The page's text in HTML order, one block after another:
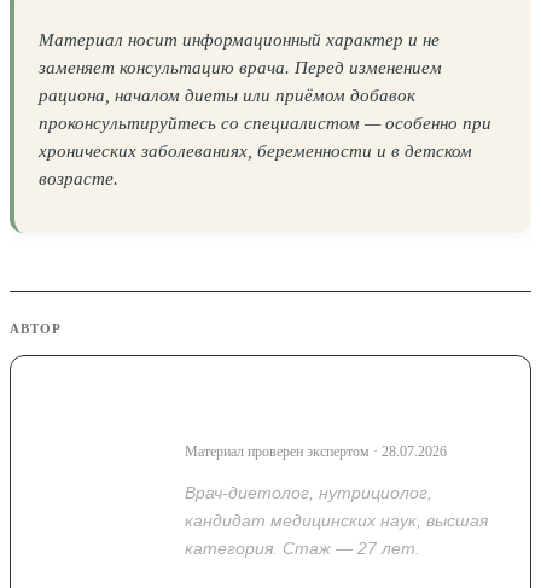
Материал носит информационный характер и не
заменяет консультацию врача. Перед изменением
рациона, началом диеты или приёмом добавок
проконсультируйтесь со специалистом — особенно при
хронических заболеваниях, беременности и в детском
возрасте.
АВТОР
Материал проверен экспертом · 28.07.2026
Врач-диетолог, нутрициолог,
кандидат медицинских наук, высшая
категория. Стаж — 27 лет.